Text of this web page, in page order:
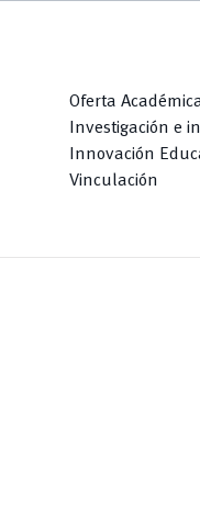
Oferta
Investigación e
Innovación
Vinculación